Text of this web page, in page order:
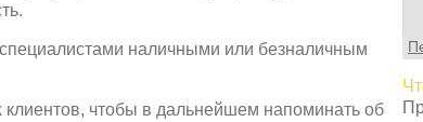
наличными или безналичным
чтобы в дальнейшем напоминать об